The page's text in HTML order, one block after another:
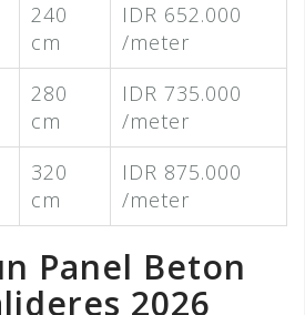
240
cm
IDR 652.000
/meter
280
cm
IDR 735.000
/meter
320
cm
IDR 875.000
/meter
Panel Beton
2026